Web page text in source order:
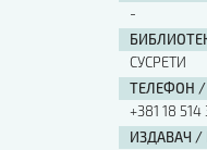
-
СУСРЕТИ
ТЕЛЕФОН /
+381 18 514
ИЗДАВАЧ /